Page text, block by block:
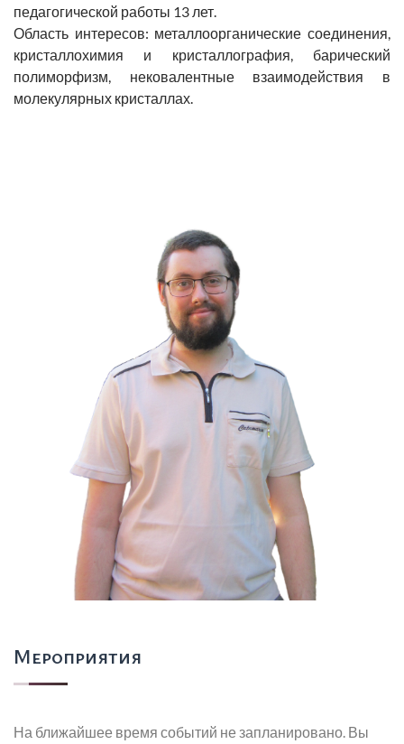
педагогической работы 13 лет.
Область интересов: металлоорганические соединения,
кристаллохимия и кристаллография, барический
полиморфизм, нековалентные взаимодействия в
молекулярных кристаллах.
Мероприятия
На ближайшее время событий не запланировано. Вы